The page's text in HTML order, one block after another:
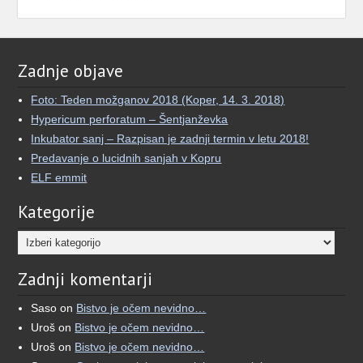
View on Facebook · Share
5 months ago
Več kot dve desetletji je minilo, odkar sem se
Kar se je začelo kot iskanje pomena, se je
razvilo v poglobljeno raziskovanje izkušenj, ki
jih je pogosto težko ubesediti.
Zato sem ustvaril aplikacijo Oneiro.
Gre za preprost sanjski dnevnik, ki poleg
zapisovanja omogoča tudi AI interpretacijo san
Zadnje objave
Foto: Teden možganov 2018 (Koper, 14. 3. 2018)
Hypericum perforatum – Šentjanževka
Inkubator sanj – Razpisan je zadnji termin v letu 2018!
Predavanje o lucidnih sanjah v Kopru
ELF emmit
Kategorije
Kategorije
Zadnji komentarji
Saso on Bistvo je očem nevidno…
Uroš on Bistvo je očem nevidno…
Uroš on Bistvo je očem nevidno…